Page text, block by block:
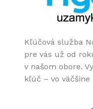
Kľúčová služba
pre vás už od
v našom obore.
kľúč – vo väčšine